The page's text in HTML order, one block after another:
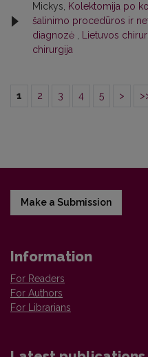
Mickys,
Kolektomija po
šalinimo procedūros ir
diagnozė
Lietuvos
chirurgija
1 2 3 4 5 >
Make a Submission
Information
For Readers
For Authors
For Librarians